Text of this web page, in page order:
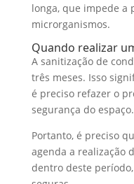
longa, que impede a
microrganismos.
Quando realizar
A sanitização de
três meses. Isso
é preciso refazer o
segurança do espaço.
Portanto, é preciso
agenda a realização
dentro deste